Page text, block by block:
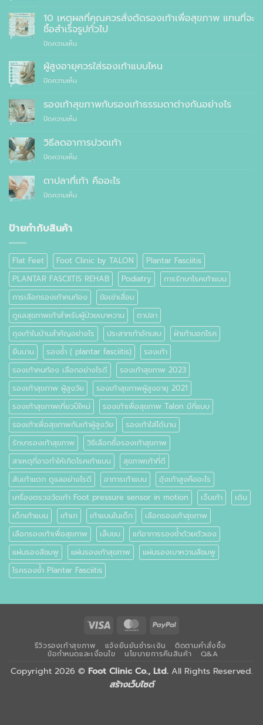
เพื่อ
สุขภาพ
ที่
แพทย์
10 เหตุผลที่คุณควรสั่งตัดรองเท้าเพื่อสุขภาพ แทนที่จะ
ซื้อสำเร็จรูปทั่วไป
ปิดความเห็นบน
เหตุผล
คุณ
สั่ง
ตัด
รองเท้า
สุขภาพ
สำเร็จรูป
ทั่วไป
ผู้สูงอายุควรใส่รองเท้าแบบไหน
ปิดความเห็นบน
สูง
อายุ
ควร
รองเท้า
ไหน
รองเท้าสุขภาพกับรองเท้าธรรมดาต่างกันอย่างไร
ปิดความเห็นบน
สุขภาพ
กับ
รองเท้า
ต่าง
อย่างไร
วิธีลดอาการปวดเท้า
ปิดความเห็นบน
ลด
อาการ
ปวด
ตาปลาที่เท้า คืออะไร
ปิดความเห็นบน
ป้ายกำกับสินค้า
Flat Feet Foot Clinic by TALON
Plantar Fasciitis
PLANTAR FASCIITIS REHAB
Podiatry
การรักษาโรคเท้าแบน
การเลือกรองเท้าคนท้อง
ข้อเข่าเสื่อม
ดูแลสุขภาพเท้าสำหรับผู้ป่วยเบาหวาน
ตาปลา
ถุงเท้าในบ้านสำคัญอย่างไร
ประสาทเท้าอักเสบ
ฝ่าเท้าบอกโรค
ยืนนาน
รองช้ำ ( plantar fasciitis)
รองเท้า
รองเท้าคนท้อง เลือกอย่างไรดี
รองเท้าสุขภาพ 2023
รองเท้าสุขภาพ ผู้สูงวัย
รองเท้าสุขภาพผู้สูงอายุ 2021
รองเท้าสุขภาพเที่ยวปีใหม่
รองเท้าเพื่อสุขภาพ Talon มีกี่แบบ
รองเท้าเพื่อสุขภาพกับเท้าผู้สูงวัย
รองเท้าใส่ได้นาน
รักษารองเท้าสุขภาพ
วิธีเลือกซื้อรองเท้าสุขภาพ
สาเหตุที่อาจทำให้เกิดโรคเท้าแบน
สุขภาพเท้าที่ดี
ส้นเท้าแตก ดูแลอย่างไรดี
อาการเท้าแบน
อุ้งเท้าสูงคืออะไร
เครื่องตรวจวัดเท้า Foot pressure sensor in motion
เจ็บเท้า
เดิน
เด็กเท้าแบน
เท้าเก เท้าแบนในเด็ก
เลือกรองเท้าสุขภาพ
เลือกรองเท้าเพื่อสุขภาพ
เล็บขบ
แก้อาการรองช้ำด้วยตัวเอง
แผ่นรองสีชมพู
แผ่นรองเท้าสุขภาพ
แผ่นรองเบาหวานสีชมพู
โรครองช้ำ Plantar Fasciitis
Visa MasterCardPayPal
รีวิวรองเท้าสุขภาพ แจ้งยืนยันชำระเงิน ติดตามคำสั่งซื้อ
ข้อกำหนดและเงื่อนไข นโยบายการคืนสินค้า Q&A
Copyright 2026 © Foot Clinic Co., Ltd. All Rights Reserved.
สร้างเว็บไซต์